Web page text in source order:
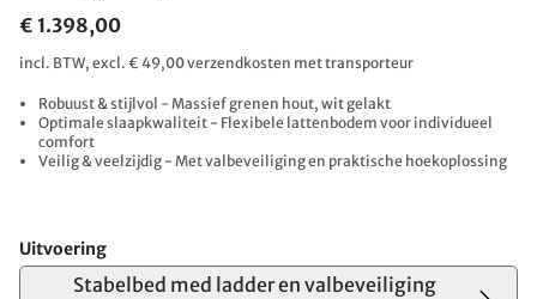
€ 1.398,00
incl. BTW, excl. € 49,00 verzendkosten met transporteur
Robuust & stijlvol - Massief grenen hout, wit gelakt
Optimale slaapkwaliteit - Flexibele lattenbodem voor individueel
comfort
Veilig & veelzijdig - Met valbeveiliging en praktische hoekoplossing
Uitvoering
Stabelbed med ladder en valbeveiliging